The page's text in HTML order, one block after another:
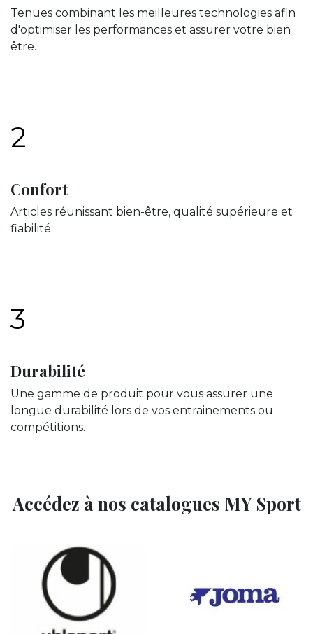
Tenues combinant les meilleures technologies afin
d'optimiser les performances et assurer votre bien
être.
2
Confort
Articles réunissant bien-être, qualité supérieure et
fiabilité.
3
Durabilité
Une gamme de produit pour vous assurer une
longue durabilité lors de vos entrainements ou
compétitions.
Accédez à nos catalogues MY Sport